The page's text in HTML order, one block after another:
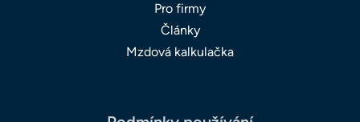
Pro firmy
Články
Mzdová kalkulačka